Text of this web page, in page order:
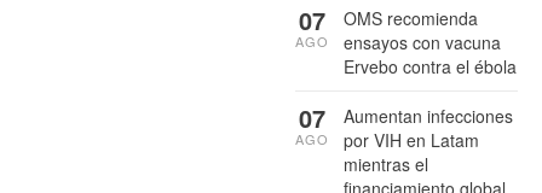
OMS recomienda
ensayos con vacuna
Ervebo contra el ébola
07
AGO
Aumentan infecciones
por VIH en Latam
mientras el
financiamiento global
07
AGO